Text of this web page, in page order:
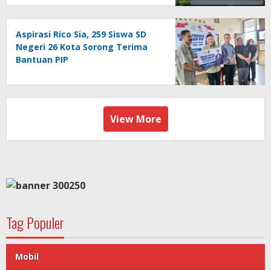
Aspirasi Rico Sia, 259 Siswa SD
Negeri 26 Kota Sorong Terima
Bantuan PIP
View More
Tag Populer
Mobil